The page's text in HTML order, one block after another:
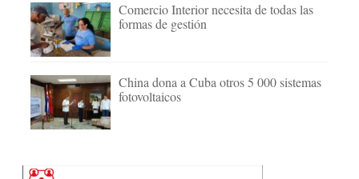
Comercio Interior necesita de todas las
formas de gestión
China dona a Cuba otros 5 000 sistemas
fotovoltaicos